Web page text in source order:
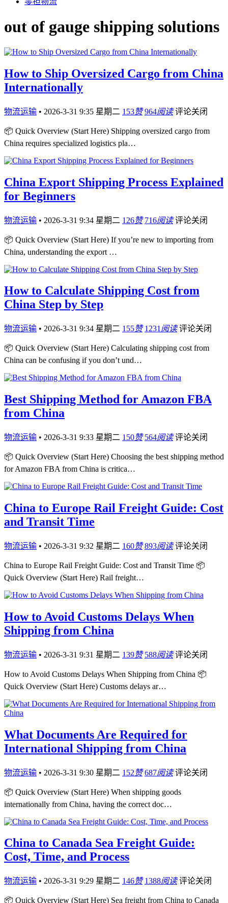
out of gauge shipping solutions
How to Ship Oversized Cargo from China
Internationally
物流运输 • 2026-3-31 9:35 星期二 153赞 964阅读 评论关闭
📦 Quick Overview (Start Here) Shipping oversized cargo from
China requires specialized logistics pla…
China Export Shipping Process Explained
for Beginners
物流运输 • 2026-3-31 9:34 星期二 126赞 716阅读 评论关闭
📦 Quick Overview (Start Here) If you’re new to importing from
China, understanding the export …
How to Calculate Shipping Cost from
China Step by Step
物流运输 • 2026-3-31 9:34 星期二 155赞 1231 阅读 评论关闭
📦 Quick Overview (Start Here) Calculating shipping cost from
China can be confusing if you don’t und…
Best Shipping Method for Amazon FBA
from China
物流运输 • 2026-3-31 9:33 星期二 150赞 564阅读 评论关闭
📦 Quick Overview (Start Here) Choosing the best shipping method
for Amazon FBA from China is critica…
China to Europe Rail Freight Guide: Cost
and Transit Time
物流运输 • 2026-3-31 9:32 星期二 160赞 893阅读 评论关闭
China to Europe Rail Freight Guide: Cost and Transit Time 📦
Quick Overview (Start Here) Rail freight…
How to Avoid Customs Delays When
Shipping from China
物流运输 • 2026-3-31 9:31 星期二 139赞 588阅读 评论关闭
How to Avoid Customs Delays When Shipping from China 📦
Quick Overview (Start Here) Customs delays ar…
What Documents Are Required for
International Shipping from China
物流运输 • 2026-3-31 9:30 星期二 152赞 687阅读 评论关闭
📦 Quick Overview (Start Here) When shipping goods
internationally from China, having the correct doc…
China to Canada Sea Freight Guide:
Cost, Time, and Process
物流运输 • 2026-3-31 9:29 星期二 146赞 1388阅读 评论关闭
📦 Quick Overview (Start Here) Sea freight from China to Canada